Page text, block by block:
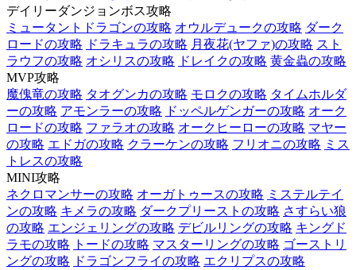
デイリーダンジョンボス攻略
ミュータントドラゴンの攻略 オウルデュークの攻略 ダーク
ロードの攻略 ドラキュラの攻略 月夜花(ヤファ)の攻略 スト
ラウフの攻略 オシリスの攻略 ドレイクの攻略 黄金蟲の攻略
MVP攻略
魔傀竜の攻略 タオグンカの攻略 モロクの攻略 タイムホルダ
ーの攻略 アモンラーの攻略 ドッペルゲンガーの攻略 オーク
ロードの攻略 ファラオの攻略 オークヒーローの攻略 マヤー
の攻略 エドガの攻略 クラーケンの攻略 フリオニの攻略 ミス
トレスの攻略
MINI攻略
ネクロマンサーの攻略 オーガトゥースの攻略 ミステルテイ
ンの攻略 キメラの攻略 ダークプリーストの攻略 さすらい狼
の攻略 エンジェリングの攻略 デビルリングの攻略 キングド
ラモの攻略
トードの攻略 マスターリングの攻略 ゴーストリ
ングの攻略 ドラゴンフライの攻略 エクリプスの攻略